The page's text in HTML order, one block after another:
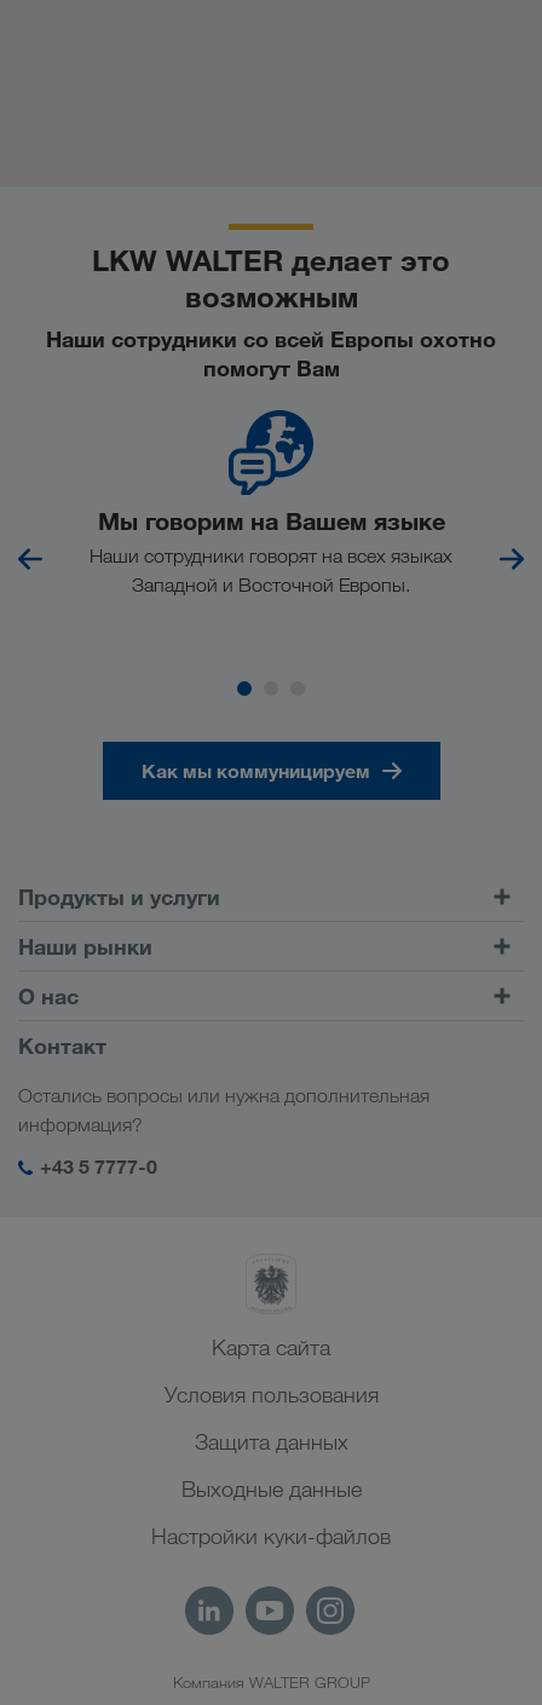
LKW WALTER делает это
возможным
Наши сотрудники со всей Европы охотно
помогут Вам
Мы говорим на Вашем языке
Наши сотрудники говорят на всех языках
Западной и Восточной Европы.
Как мы коммуницируем
Продукты и услуги
Автомобильные перевозки
Клиентский портал CONNECT
Цифровые решения
Мой вход в систему LKW WALTER
Наши рынки
Европа
Кавказ
Центральная Азия
Ближний Восток
Северная Африка
О нас
Информация о компании
Социальная ответственность
Контакт
Остались вопросы или нужна дополнительная
информация?
+43 5 7777-0
Карта сайта
Условия пользования
Защита данных
Выходные данные
Настройки куки-файлов
Компания WALTER GROUP